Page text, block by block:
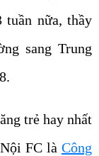
nữa, thầy
sang Trung
trẻ hay nhất
FC là Công